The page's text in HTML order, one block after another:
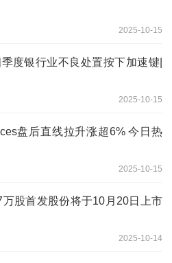
2025-10-15
度银行业不良处置按下加速键|
2025-10-15
盘后直线拉升涨超6% 今日热
2025-10-15
股首发股份将于10月20日上市
2025-10-14